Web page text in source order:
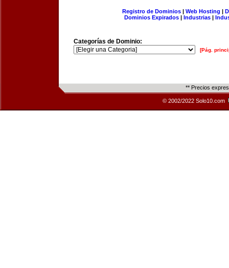
Registro de Dominios| Web Hosting |
Dominios Expirados | Industrias |
Categorías de Dominio:
[Pág.
** Precios
© 2002/2022 Solo10.com